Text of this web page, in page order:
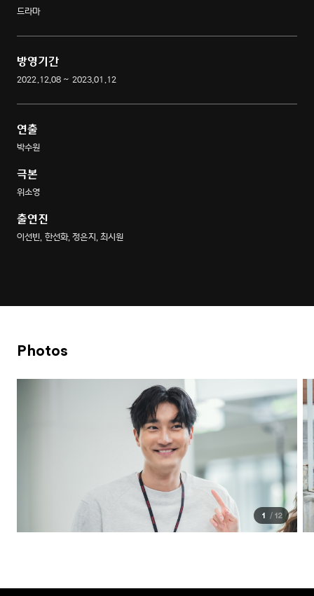
드라마
방영기간
2022.12.08 ~ 2023.01.12
연출
박수원
극본
위소영
출연진
이선빈, 한선화, 정은지, 최시원
Photos
1 12